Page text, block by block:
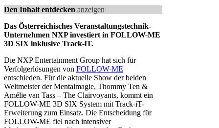
Den Inhalt entdecken anzeigen
Das Österreichisches Veranstaltungstechnik-
Unternehmen NXP investiert in FOLLOW-ME
3D SIX inklusive Track-iT.
Die NXP Entertainment Group hat sich für
Verfolgerlösungen von FOLLOW-ME
entschieden. Für die aktuelle Show der beiden
Weltmeister der Mentalmagie, Thommy Ten &
Amélie van Tass – The Clairvoyants, kommt ein
FOLLOW-ME 3D SIX System mit Track-iT-
Erweiterung zum Einsatz. Die Entscheidung für
FOLLOW-ME fiel nach intensiver